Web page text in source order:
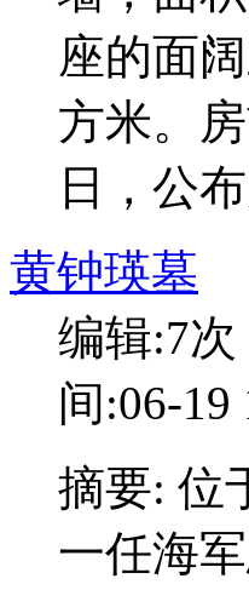
座的面
方米。
日，公
黄钟瑛墓
编辑:7次
间:06-19
摘要: 位
一任海